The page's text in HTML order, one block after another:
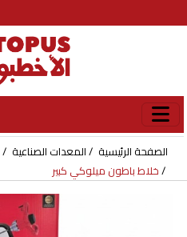
الصفحة الرئيسية المعدات الصناعية
خلاط باطون ميلوكي كبير